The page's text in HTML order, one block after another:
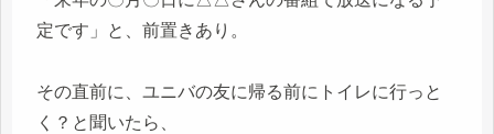
定です」と、前置きあり。
その直前に、ユニバの友に帰る前にトイレに行っと
く？と聞いたら、